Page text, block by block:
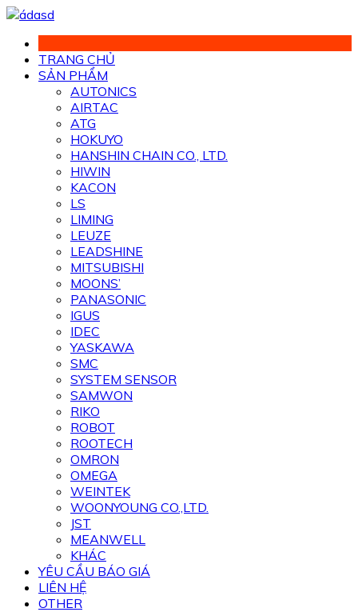
Chuyển
phần
dung
TRANG CHỦ
SẢN PHẨM
AUTONICS
AIRTAC
ATG
HOKUYO
HANSHIN CHAIN CO., LTD.
HIWIN
KACON
LS
LIMING
LEUZE
LEADSHINE
MITSUBISHI
MOONS’
PANASONIC
IGUS
IDEC
YASKAWA
SMC
SYSTEM SENSOR
SAMWON
RIKO
ROBOT
ROOTECH
OMRON
OMEGA
WEINTEK
WOONYOUNG CO.,LTD.
JST
MEANWELL
KHÁC
YÊU CẦU BÁO GIÁ
LIÊN HỆ
OTHER